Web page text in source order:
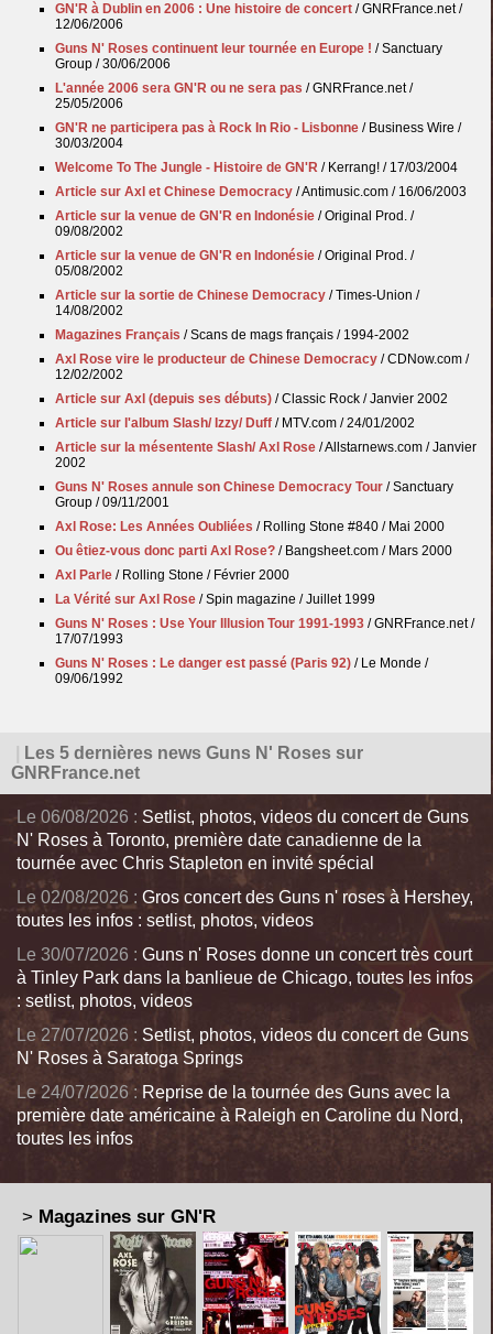
GN'R à Dublin en 2006 : Une histoire de concert / GNRFrance.net /
12/06/2006
Guns N' Roses continuent leur tournée en Europe ! / Sanctuary
Group / 30/06/2006
L'année 2006 sera GN'R ou ne sera pas / GNRFrance.net /
25/05/2006
GN'R ne participera pas à Rock In Rio - Lisbonne / Business Wire /
30/03/2004
Welcome To The Jungle - Histoire de GN'R / Kerrang! / 17/03/2004
Article sur Axl et Chinese Democracy / Antimusic.com / 16/06/2003
Article sur la venue de GN'R en Indonésie / Original Prod. /
09/08/2002
Article sur la venue de GN'R en Indonésie / Original Prod. /
05/08/2002
Article sur la sortie de Chinese Democracy / Times-Union /
14/08/2002
Magazines Français / Scans de mags français / 1994-2002
Axl Rose vire le producteur de Chinese Democracy / CDNow.com /
12/02/2002
Article sur Axl (depuis ses débuts) / Classic Rock / Janvier 2002
Article sur l'album Slash/ Izzy/ Duff / MTV.com / 24/01/2002
Article sur la mésentente Slash/ Axl Rose / Allstarnews.com / Janvier
2002
Guns N' Roses annule son Chinese Democracy Tour / Sanctuary
Group / 09/11/2001
Axl Rose: Les Années Oubliées / Rolling Stone #840 / Mai 2000
Ou êtiez-vous donc parti Axl Rose? / Bangsheet.com / Mars 2000
Axl Parle / Rolling Stone / Février 2000
La Vérité sur Axl Rose / Spin magazine / Juillet 1999
Guns N' Roses : Use Your Illusion Tour 1991-1993 / GNRFrance.net /
17/07/1993
Guns N' Roses : Le danger est passé (Paris 92) / Le Monde /
09/06/1992
Les 5 dernières news Guns N' Roses sur
GNRFrance.net
Le 06/08/2026 : Setlist, photos, videos du concert de Guns
N' Roses à Toronto, première date canadienne de la
tournée avec Chris Stapleton en invité spécial
Le 02/08/2026 : Gros concert des Guns n' roses à Hershey,
toutes les infos : setlist, photos, videos
Le 30/07/2026 : Guns n' Roses donne un concert très court
à Tinley Park dans la banlieue de Chicago, toutes les infos
: setlist, photos, videos
Le 27/07/2026 : Setlist, photos, videos du concert de Guns
N' Roses à Saratoga Springs
Le 24/07/2026 : Reprise de la tournée des Guns avec la
première date américaine à Raleigh en Caroline du Nord,
toutes les infos
> Magazines sur GN'R